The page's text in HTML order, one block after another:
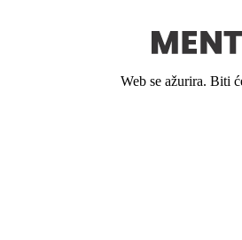
Web se ažurira. Biti